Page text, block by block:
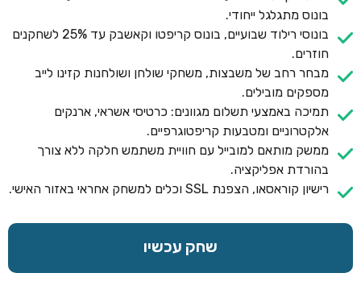
בונוס מתגלגל ייחודי.
בונוסי רילוד שבועיים, בונוס קריפטו וקאשבק עד 25% לשחקנים
חוזרים.
מבחר רחב של משבצות, משחקי שולחן ושולחנות קזינו לייב
מספקים מובילים.
תמיכה באמצעי תשלום מגוונים: כרטיסי אשראי, ארנקים
אלקטרוניים ומטבעות קריפטוגרפיים.
ממשק מותאם למובייל עם חוויית משתמש חלקה ללא צורך
בהורדת אפליקציה.
רישיון קוראסאו, הצפנת SSL וכלים למשחק אחראי באזור האישי.
שחק עכשיו